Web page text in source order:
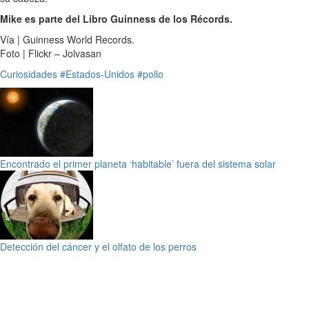
Mike es parte del Libro Guinness de los Récords.
Vía | Guinness World Records.
Foto | Flickr – Jolvasan
Curiosidades #Estados-Unidos #pollo
Encontrado el primer planeta ‘habitable’ fuera del sistema solar
Detección del cáncer y el olfato de los perros